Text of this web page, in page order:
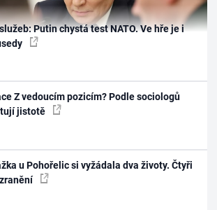
Putin chystá test NATO. Ve hře je i
Z vedoucím pozicím? Podle sociologů
jistotě
u Pohořelic si vyžádala dva životy. Čtyři